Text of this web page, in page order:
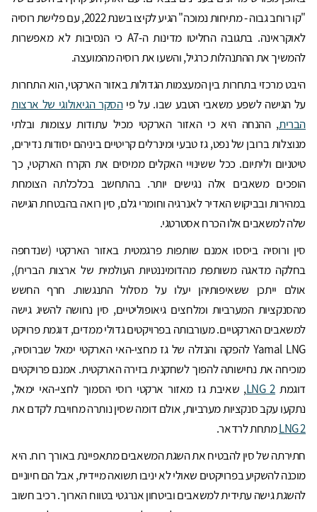
"קו רוחב גבוה - מתיחות נמוכה" הגיע לקיצו בשנת 2022, עם פלישת רוסיה
לאוקראינה. בתגובה החליטו מדינות ה-A7 כי הנסיבות לא מאפשרות
להמשיך את ההתנהלות כרגיל, והשעו את רוסיה מהמועצה.
היבט מרכזי בתחרות בין המעצמות הגדולות באזור הארקטי, הוא התחרות
על הגישה לשפע משאבי הטבע שבו. על פיהסקר הגיאולוגי של ארצות
הברית, ההנחה היא כי האזור הארקטי מכיל עתודות עצומות ובלתי
מנוצלות ברובן של נפט, גז טבעי ומינרלים קריטיים ביניהם יסודות נדירים,
טיטניום וליתיום. ככל ששינויי האקלים ממיסים את הקרח הארקטי, כך
הופכים משאבים אלה נגישים יותר. בהתחשב בכלכלתה הצומחת
במהירות ובביקוש האדיר לאנרגיה וחומרי גלם, סין רואה בהבטחת הגישה
שלה למשאבים אלו הכרח אסטרטגי.
סין ורוסיה ביססו אמנם שותפות פרגמטית באזור הארקטי (שנדחפה
בחלקה מדאגה משותפת מהדומיננטיות העולמית של ארצות הברית),
אולם ייתכן ששאיפותיהן יעלו על מסלול התנגשות. חרף החשש
מהסנקציות המערביות ומלחצים גיאופוליטיים, סין נחושה להשיג גישה
למשאבים הארקטיים. מעורבותה בפרויקטים גדולי ממדים, דוגמת פרויקט
Yamal LNG להפקה והנזלה של גז מחצי-האי הארקטי ימאל שברוסיה,
מוכיחה את נחישותה להפוך לשחקנית בזירה הארקטית. אמנם פרויקטים
דוגמת LNG 2, שאיבת גז מאזור ארקטי רוסי הסמוך לחצי-האי ימאל,
נתקעו עקב סנקציות מערביות, אולם דומה שסין נותרה מחויבת לקדם את
LNG 2מתחת לרדאר.
חתירתה של סין להבטיח את השגת המשאבים מתאפיינת באורך רוח. היא
מוכנה להשקיע בפרויקטים שאולי לא יניבו תשואה מיידית, אבל הם חיוניים
להשגת גישה עתידית למשאבים וביטחון אנרגטי בטווח הארוך. רכיב חשוב